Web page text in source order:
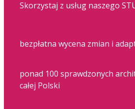
Skorzystaj z usług naszego
bezpłatna wycena zmian i
ponad 100 sprawdzonych
całej Polski